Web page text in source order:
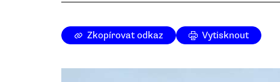
Zkopírovat odkaz Vytisknout